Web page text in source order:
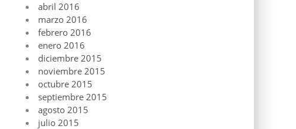
abril 2016
marzo 2016
febrero 2016
enero 2016
diciembre 2015
noviembre 2015
octubre 2015
septiembre 2015
agosto 2015
julio 2015